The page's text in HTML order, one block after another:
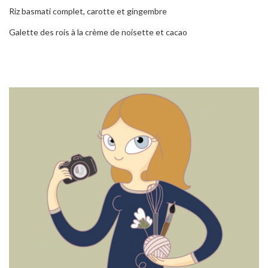
Riz basmati complet, carotte et gingembre
Galette des rois à la crème de noisette et cacao